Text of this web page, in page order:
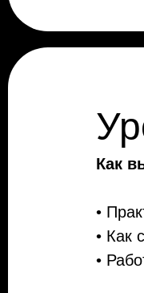
Как
•
• Как
•